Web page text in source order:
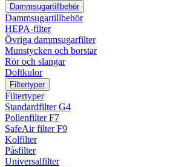
Dammsugartillbehör
Dammsugartillbehör
HEPA-filter
Övriga dammsugarfilter
Munstycken och borstar
Rör och slangar
Doftkulor
Filtertyper
Filtertyper
Standardfilter G4
Pollenfilter F7
SafeAir filter F9
Kolfilter
Påsfilter
Universalfilter